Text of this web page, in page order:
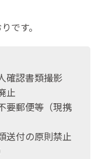
です。
確認書類撮影
止
要郵便等（現携
送付の原則禁止